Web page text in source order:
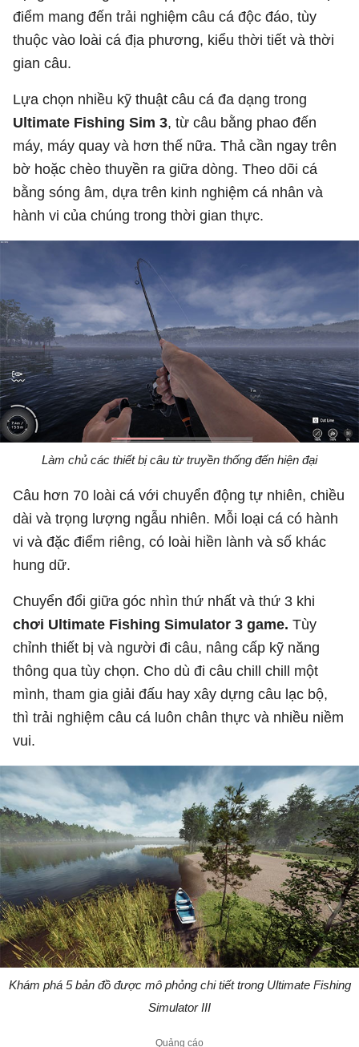
điểm mang đến trải nghiệm câu cá độc đáo, tùy
thuộc vào loài cá địa phương, kiểu thời tiết và thời
gian câu.
Lựa chọn nhiều kỹ thuật câu cá đa dạng trong
Ultimate Fishing Sim 3, từ câu bằng phao đến
máy, máy quay và hơn thế nữa. Thả cần ngay trên
bờ hoặc chèo thuyền ra giữa dòng. Theo dõi cá
bằng sóng âm, dựa trên kinh nghiệm cá nhân và
hành vi của chúng trong thời gian thực.
Làm chủ các thiết bị câu từ truyền thống đến hiện đại
Câu hơn 70 loài cá với chuyển động tự nhiên, chiều
dài và trọng lượng ngẫu nhiên. Mỗi loại cá có hành
vi và đặc điểm riêng, có loài hiền lành và số khác
hung dữ.
Chuyển đổi giữa góc nhìn thứ nhất và thứ 3 khi
chơi Ultimate Fishing Simulator 3 game. Tùy
chỉnh thiết bị và người đi câu, nâng cấp kỹ năng
thông qua tùy chọn. Cho dù đi câu chill chill một
mình, tham gia giải đấu hay xây dựng câu lạc bộ,
thì trải nghiệm câu cá luôn chân thực và nhiều niềm
vui.
Khám phá 5 bản đồ được mô phỏng chi tiết trong Ultimate Fishing
Simulator III